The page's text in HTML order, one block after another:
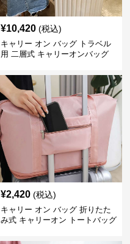
¥10,420 (税込)
キャリー オン バッグ トラベル
用 二層式 キャリーオンバッグ
¥2,420 (税込)
キャリー オン バッグ 折りたた
み式 キャリーオン トートバッグ